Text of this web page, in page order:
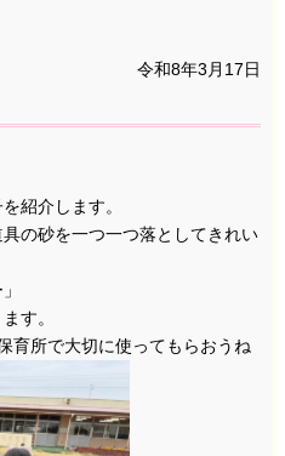
令和8年3月17日
紹介します。
の砂を一つ一つ落としてきれい
す。
育所で大切に使ってもらおうね